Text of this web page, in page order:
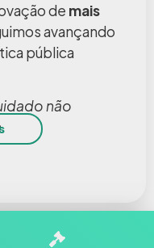
de mais
avançando
pública
não